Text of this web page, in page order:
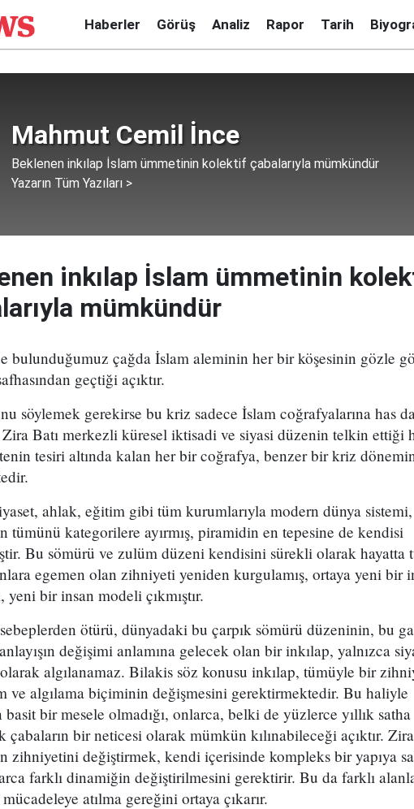
Haberler Görüş Analiz Rapor Tarih
Mahmut Cemil İnce
Beklenen inkılap İslam ümmetinin kolektif çabalarıyla mümkündür
Yazarın Tüm Yazıları >
inkılap İslam ümmetinin
mümkündür
bulunduğumuz çağda İslam aleminin her bir köşesinin gözle
geçtiği açıktır.
söylemek gerekirse bu kriz sadece İslam coğrafyalarına has
Batı merkezli küresel iktisadi ve siyasi düzenin telkin ettiği
tesiri altında kalan her bir coğrafya, benzer bir kriz
ahlak, eğitim gibi tüm kurumlarıyla modern dünya sistemi,
tümünü kategorilere ayırmış, piramidin en tepesine de kendisi
Bu sömürü ve zulüm düzeni kendisini sürekli olarak hayatta
egemen olan zihniyeti yeniden kurgulamış, ortaya yeni bir
bir insan modeli çıkmıştır.
ötürü, dünyadaki bu çarpık sömürü düzeninin, bu
değişimi anlamına gelecek olan bir inkılap, yalnızca
algılanamaz. Bilakis söz konusu inkılap, tümüyle bir
ve algılama biçiminin değişmesini gerektirmektedir. Bu haliyle
basit bir mesele olmadığı, onlarca, belki de yüzlerce yıllık satha
çabaların bir neticesi olarak mümkün kılınabileceği açıktır. Zira
zihniyetini değiştirmek, kendi içerisinde kompleks bir yapıya
farklı dinamiğin değiştirilmesini gerektirir. Bu da farklı
atılma gereğini ortaya çıkarır.